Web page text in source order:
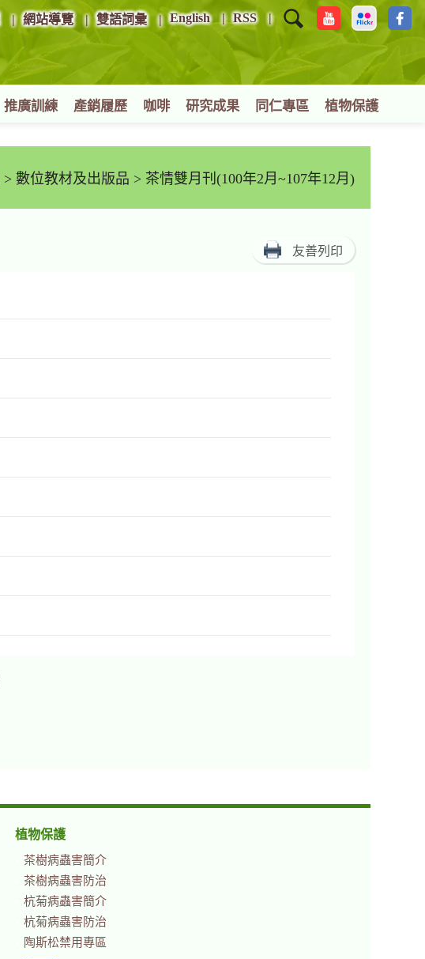
網站導覽 雙語詞彙 English RSS
推廣訓練 產銷履歷 咖啡 研究成果 同仁專區 植物保護
> 數位教材及出版品 > 茶情雙月刊(100年2月~107年12月)
友善列印
植物保護
茶樹病蟲害簡介
茶樹病蟲害防治
杭菊病蟲害簡介
杭菊病蟲害防治
陶斯松禁用專區